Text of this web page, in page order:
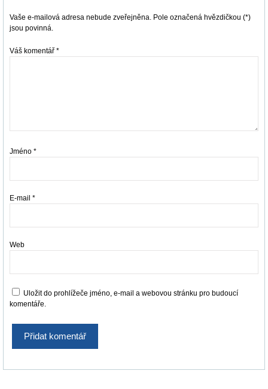
Vaše e-mailová adresa nebude zveřejněna. Pole označená hvězdičkou (*)
jsou povinná.
Váš komentář *
Jméno *
E-mail *
Web
Uložit do prohlížeče jméno, e-mail a webovou stránku pro budoucí
komentáře.